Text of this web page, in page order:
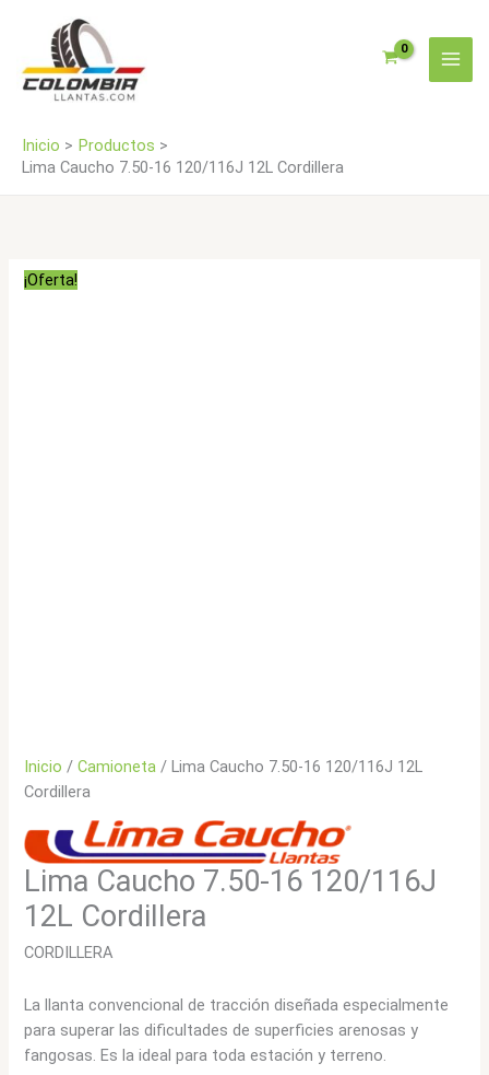
contenido
Inicio
Productos
Lima Caucho 7.50-16 120/116J 12L Cordillera
¡Oferta!
Inicio /Camioneta / Lima Caucho 7.50-16 120/116J 12L
Cordillera
Lima Caucho 7.50-16 120/116J
12L Cordillera
CORDILLERA
La llanta convencional de tracción diseñada especialmente
para superar las dificultades de superficies arenosas y
fangosas. Es la ideal para toda estación y terreno.
Cordillera
cantidad